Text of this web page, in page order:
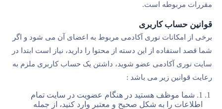
مقررات مربوطه است.
قوانین حساب کاربری
برخی از امکانات نوری آکادمی مربوط به اعضای آن می شود و اگر
شما قصد استفاده از این دسته از محتوا را دارید، نیاز است ابتدا در
سایت نوری آکادمی عضو شوید، داشتن یک حساب کاربری ملزم به
رعایت قوانین زیر می باشد :‌
1. شما موظف هستید در هنگام عضویت در سایت تمام
اطلاعات را به شکل صحیح و معتبر وارد کنید، از جمله